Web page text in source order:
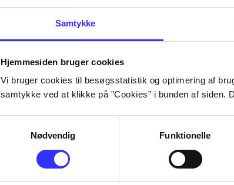
Samtykke
Hjemmesiden bruger cookies
Vi bruger cookies til besøgsstatistik og optimering af
samtykke ved at klikke på ”Cookies” i bunden af siden.
Nødvendig
Funktionelle